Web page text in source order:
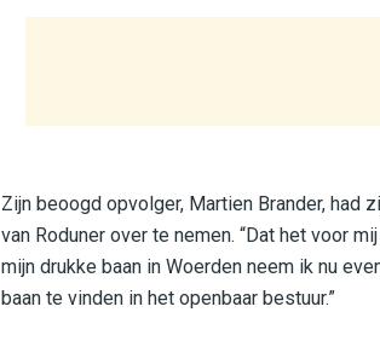
Zijn beoogd opvolger, Martien Brander, had
van Roduner over te nemen. “Dat het voor
mijn drukke baan in Woerden neem ik nu
baan te vinden in het openbaar bestuur.”